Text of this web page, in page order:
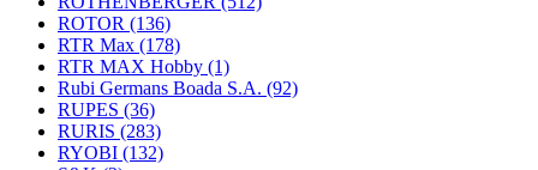
ROTOR (136)
RTR Max (178)
RTR MAX Hobby (1)
Rubi Germans Boada S.A. (92)
RUPES (36)
RURIS (283)
RYOBI (132)